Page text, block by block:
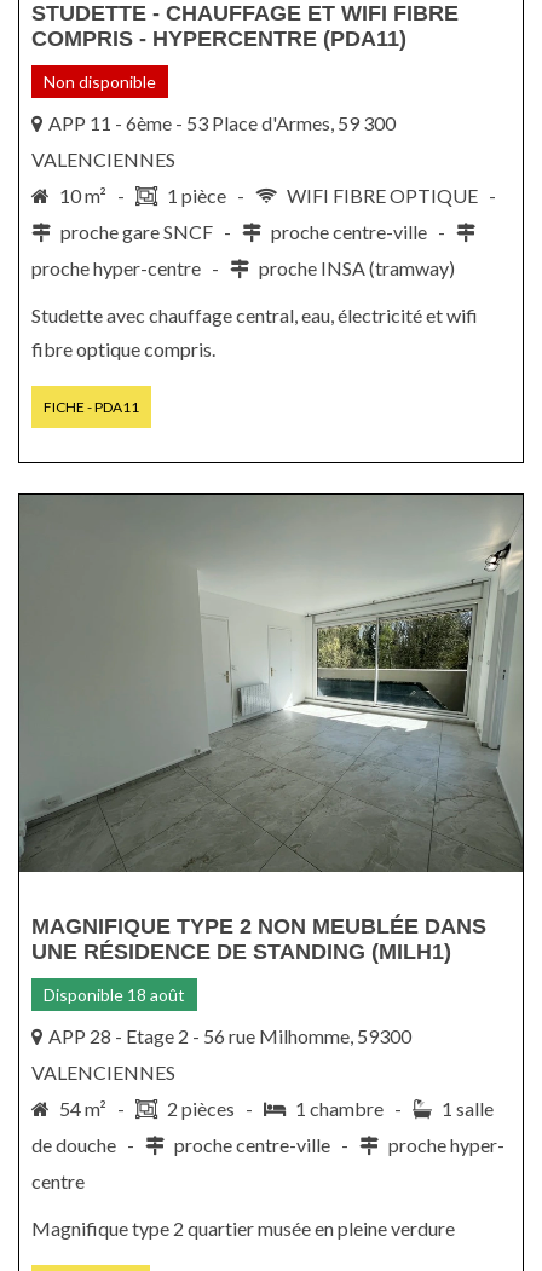
STUDETTE - CHAUFFAGE ET WIFI FIBRE
COMPRIS - HYPERCENTRE (PDA11)
Non disponible
APP 11 - 6ème - 53 Place d'Armes, 59 300
VALENCIENNES
10 m² -
1 pièce -
WIFI FIBRE OPTIQUE -
proche gare SNCF -
proche centre-ville -
proche hyper-centre -
proche INSA (tramway)
Studette avec chauffage central, eau, électricité et wifi
fibre optique compris.
FICHE - PDA11
MAGNIFIQUE TYPE 2 NON MEUBLÉE DANS
UNE RÉSIDENCE DE STANDING (MILH1)
Disponible 18 août
APP 28 - Etage 2 - 56 rue Milhomme, 59300
VALENCIENNES
54 m² -
2 pièces - 1 chambre -
1 salle
de douche -
proche centre-ville -
proche hyper-
centre
Magnifique type 2 quartier musée en pleine verdure